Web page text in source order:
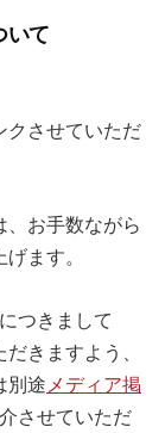
いて
クさせていただ
、お手数ながら
ます。
つきまして
きますよう、
別途 メディア掲
させていただ